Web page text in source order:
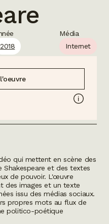
2018
Média
Internet
qui mettent en scène des
Shakespeare et des textes
de pouvoir. L'œuvre
des images et un texte
issu des médias sociaux.
propres mots au flux de
politico-poétique